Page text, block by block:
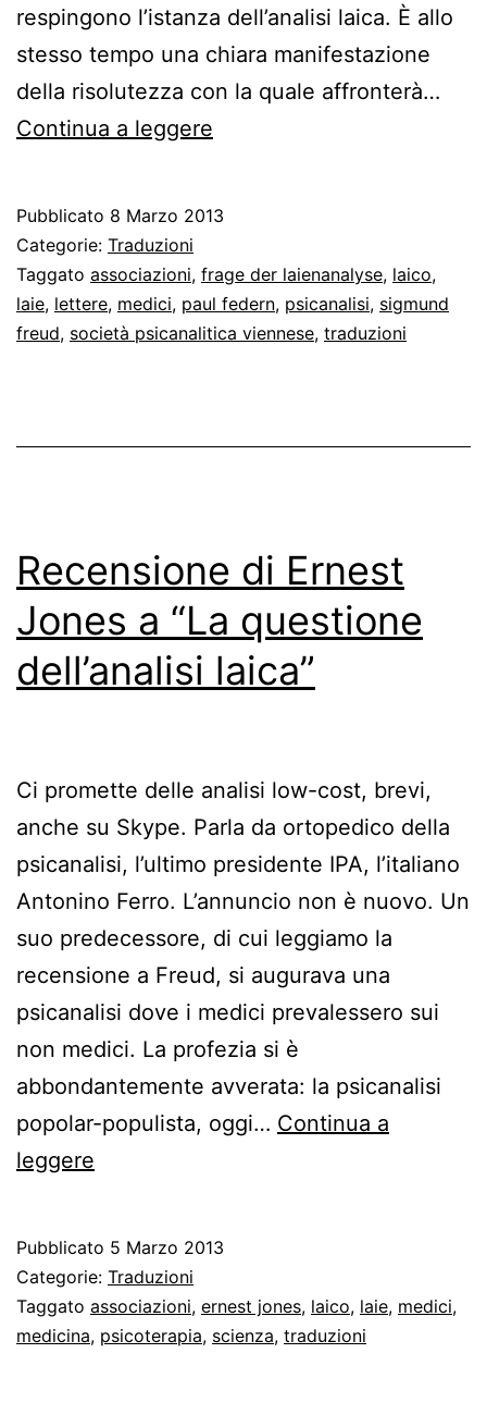
respingono l’istanza dell’analisi laica. È allo
stesso tempo una chiara manifestazione
della risolutezza con la quale affronterà…
Continua a leggere
Federn
sull’analisi
laica
Pubblicato 8 Marzo 2013
Categorie: Traduzioni
Taggato associazioni, frage der laienanalyse, laico,
laie, lettere, medici, paul federn, psicanalisi, sigmund
freud, società psicanalitica viennese, traduzioni
Recensione di Ernest
Jones a “La questione
dell’analisi laica”
Ci promette delle analisi low-cost, brevi,
anche su Skype. Parla da ortopedico della
psicanalisi, l’ultimo presidente IPA, l’italiano
Antonino Ferro. L’annuncio non è nuovo. Un
suo predecessore, di cui leggiamo la
recensione a Freud, si augurava una
psicanalisi dove i medici prevalessero sui
non medici. La profezia si è
abbondantemente avverata: la psicanalisi
popolar-populista, oggi… Continua a
leggere
Jones
a
“La
Pubblicato 5 Marzo 2013
Categorie: Traduzioni
Taggato associazioni, ernest jones, laico, laie, medici,
medicina, psicoterapia, scienza, traduzioni